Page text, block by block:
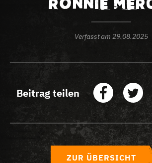
Verfasst am 29.08.2025
Beitrag teilen
ZUR ÜBERSICHT